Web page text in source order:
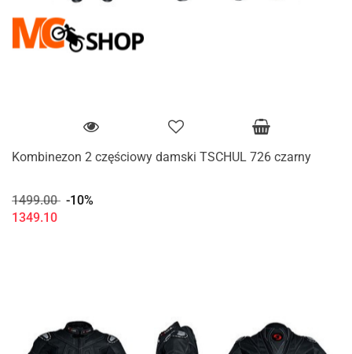
Kombinezon 2 częściowy damski TSCHUL 726 czarny
1499.00 -10%
1349.10